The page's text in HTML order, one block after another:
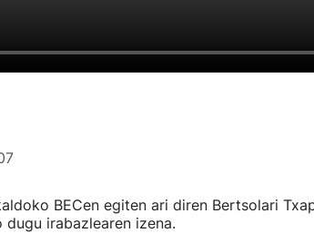
BECen egiten ari diren Bertsolari
irabazlearen izena.